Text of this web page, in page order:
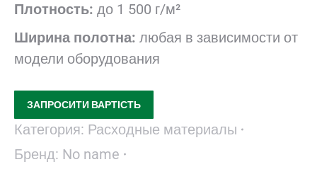
Плотность: до 1 500 г/м²
Ширина полотна: любая в зависимости от
модели оборудования
ЗАПРОСИТИ ВАРТІСТЬ
Категория: Расходные материалы
Бренд: No name